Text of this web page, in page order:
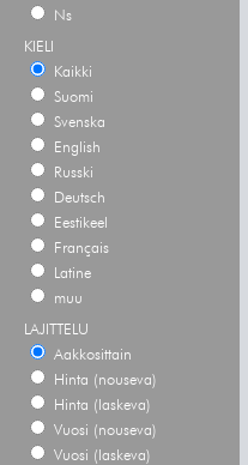
Ns
KIELI
Kaikki
Suomi
Svenska
English
Russki
Deutsch
Eestikeel
Français
Latine
muu
LAJITTELU
Aakkosittain
Hinta (nouseva)
Hinta (laskeva)
Vuosi (nouseva)
Vuosi (laskeva)